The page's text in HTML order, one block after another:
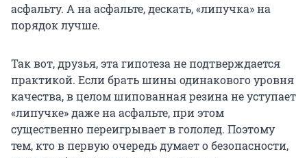
асфальту. А на асфальте, дескать, «липучка» на
порядок лучше.
Так вот, друзья, эта гипотеза не подтверждается
практикой. Если брать шины одинакового уровня
качества, в целом шипованная резина не уступает
«липучке» даже на асфальте, при этом
существенно переигрывает в гололед. Поэтому
тем, кто в первую очередь думает о безопасности,